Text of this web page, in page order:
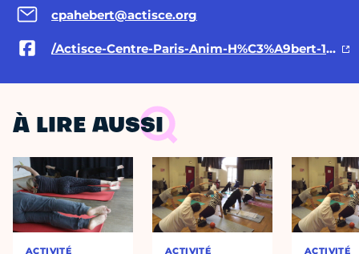
cpahebert@actisce.org
/Actisce-Centre-Paris-Anim-H%C3%A9bert-109619928292447/
À LIRE AUSSI
ACTIVITÉ ACTIVITÉ ACTIVITÉ